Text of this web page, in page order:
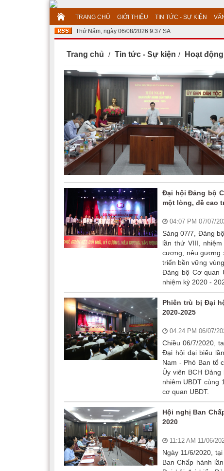
TRANG CHỦ GIỚI THIỆU TIN TỨC - SỰ KIỆN
Thứ Năm, ngày 06/08/2026 9:37 SA
Trang chủ Tin tức - Sự kiện Hoạt
Đại hội Đảng bộ
một lòng, đề cao
04:07 PM 07/07/
Sáng 07/7, Đảng
lần thứ VIII,
cương, nêu gương
triển bền vững
Đảng bộ Cơ quan
nhiệm kỳ 2020 -
Phiên trù bị Đại
2020-2025
04:24 PM 06/07/
Chiều 06/7/2020,
Đại hội đại biểu
Nam - Phó Ban tổ
Ủy viên BCH
nhiệm UBDT cùng
cơ quan UBDT.
Hội nghị Ban
2020
11:12 AM 11/06/
Ngày 11/6/2020,
Ban Chấp hành